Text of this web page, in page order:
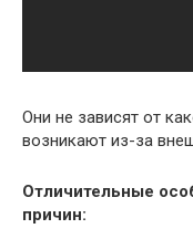
Они не зависят от
возникают из-за
Отличительные
причин: